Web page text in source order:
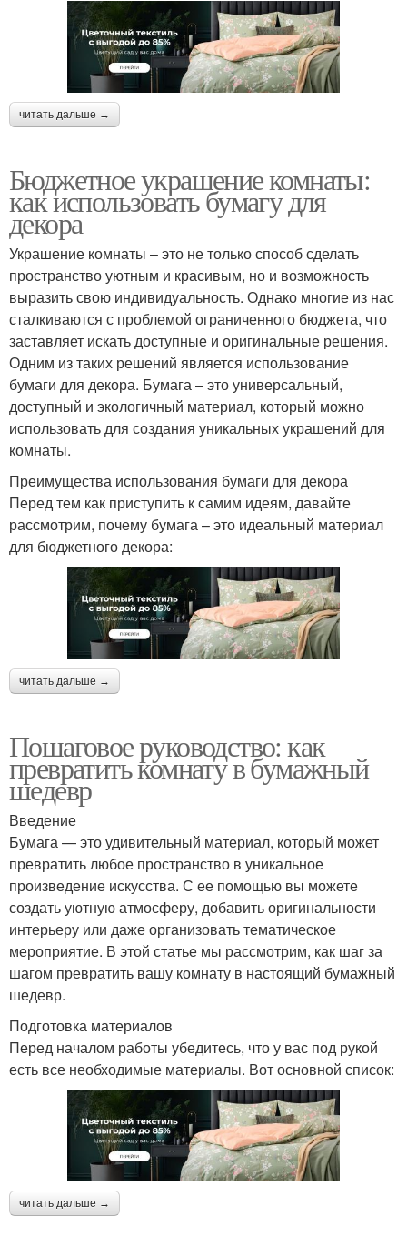
читать дальше →
Бюджетное украшение комнаты:
как использовать бумагу для
декора
Украшение комнаты – это не только способ сделать
пространство уютным и красивым, но и возможность
выразить свою индивидуальность. Однако многие из нас
сталкиваются с проблемой ограниченного бюджета, что
заставляет искать доступные и оригинальные решения.
Одним из таких решений является использование
бумаги для декора. Бумага – это универсальный,
доступный и экологичный материал, который можно
использовать для создания уникальных украшений для
комнаты.
Преимущества использования бумаги для декора
Перед тем как приступить к самим идеям, давайте
рассмотрим, почему бумага – это идеальный материал
для бюджетного декора:
читать дальше →
Пошаговое руководство: как
превратить комнату в бумажный
шедевр
Введение
Бумага — это удивительный материал, который может
превратить любое пространство в уникальное
произведение искусства. С ее помощью вы можете
создать уютную атмосферу, добавить оригинальности
интерьеру или даже организовать тематическое
мероприятие. В этой статье мы рассмотрим, как шаг за
шагом превратить вашу комнату в настоящий бумажный
шедевр.
Подготовка материалов
Перед началом работы убедитесь, что у вас под рукой
есть все необходимые материалы. Вот основной список:
читать дальше →